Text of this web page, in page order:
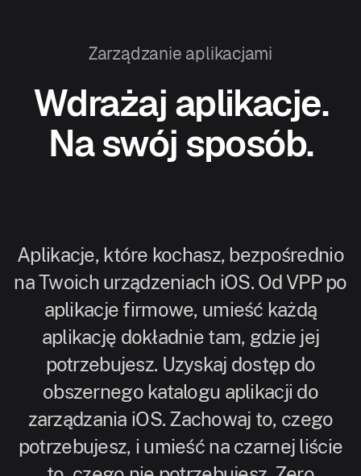
Zarządzanie aplikacjami
Wdrażaj aplikacje.
Na swój sposób.
Aplikacje, które kochasz, bezpośrednio
na Twoich urządzeniach iOS. Od VPP po
aplikacje firmowe, umieść każdą
aplikację dokładnie tam, gdzie jej
potrzebujesz. Uzyskaj dostęp do
obszernego katalogu aplikacji do
zarządzania iOS. Zachowaj to, czego
potrzebujesz, i umieść na czarnej liście